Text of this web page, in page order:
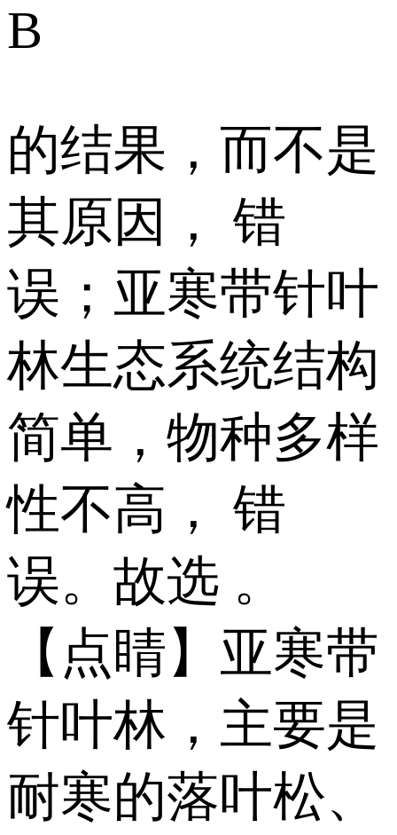
B
的结果，而不是
其原因， 错
误；亚寒带针叶
林生态系统结构
简单，物种多样
性不高， 错
误。故选 。
【点睛】亚寒带
针叶林，主要是
耐寒的落叶松、